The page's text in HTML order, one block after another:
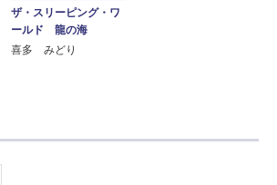
ザ・スリーピング・ワ
ールド 龍の海
喜多 みどり